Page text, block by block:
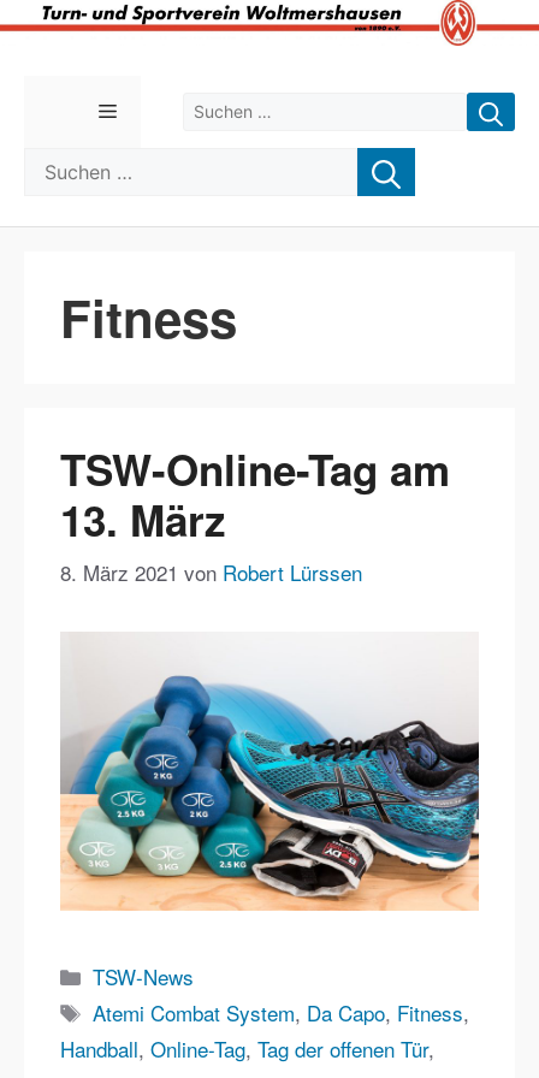
Suchen nach:
Menü
Suchen nach:
Fitness
TSW-Online-Tag am
13. März
8. März 2021 von Robert Lürssen
Kategorien
TSW-News
Schlagwörter
Atemi Combat System, Da Capo, Fitness,
Handball, Online-Tag, Tag der offenen Tür,